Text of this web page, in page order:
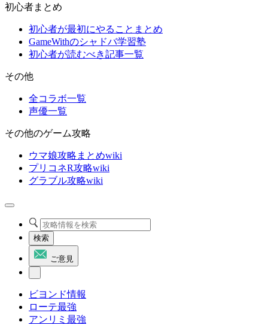
初心者まとめ
初心者が最初にやることまとめ
GameWithのシャドバ学習塾
初心者が読むべき記事一覧
その他
全コラボ一覧
声優一覧
その他のゲーム攻略
ウマ娘攻略まとめwiki
プリコネR攻略wiki
グラブル攻略wiki
検索
ご意見
ビヨンド情報
ローテ最強
アンリミ最強